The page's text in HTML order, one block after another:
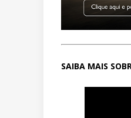
SAIBA MAIS